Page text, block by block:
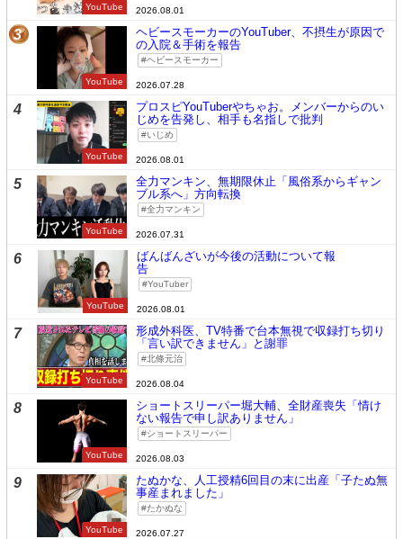
YouTube 2026.08.01
3
YouTube
ヘビースモーカーのYouTuber、不摂生が原因で
の入院＆手術を報告
ヘビースモーカー
2026.07.28
4
YouTube
プロスピYouTuberやちゃお。メンバーからのい
じめを告発し、相手も名指しで批判
いじめ
2026.08.01
5
YouTube
全力マンキン、無期限休止「風俗系からギャン
ブル系へ」方向転換
全力マンキン
2026.07.31
6
YouTube
ばんばんざいが今後の活動について報
告
YouTuber
2026.08.01
7
YouTube
形成外科医、TV特番で台本無視で収録打ち切り
「言い訳できません」と謝罪
北條元治
2026.08.04
8
YouTube
ショートスリーパー堀大輔、全財産喪失「情け
ない報告で申し訳ありません」
ショートスリーパー
2026.08.03
9
YouTube
たぬかな、人工授精6回目の末に出産「子たぬ無
事産まれました」
たかぬな
2026.07.27